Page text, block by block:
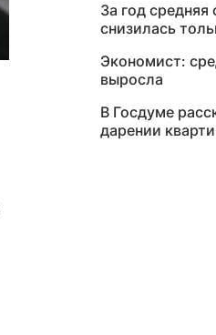
За год
снизилась
Экономист:
выросла
В Госдуме
дарении